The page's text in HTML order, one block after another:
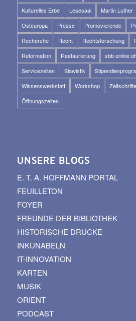
Kulturelles Erbe
Lesesaal Martin Luther
Osteuropa
Presse Promovierende
Recherche
Recht Rechtsforschung
Reformation
Restaurierung sbb online
Servicezeiten
Slawistik
Wissenswerkstatt
Workshop
Öffnungszeiten
UNSERE BLOGS
E. T. A. HOFFMANN PORTAL
FEUILLETON
FOYER
FREUNDE DER BIBLIOTHEK
HISTORISCHE DRUCKE
INKUNABELN
IT-INNOVATION
KARTEN
MUSIK
ORIENT
PODCAST